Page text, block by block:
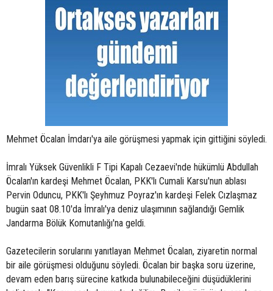
Mehmet Öcalan İmdarı'ya aile görüşmesi yapmak için gittiğini söyledi.
İmralı Yüksek Güvenlikli F Tipi Kapalı Cezaevi'nde hükümlü Abdullah
Öcalan'ın kardeşi Mehmet Öcalan, PKK'lı Cumali Karsu'nun ablası
Pervin Oduncu, PKK'lı Şeyhmuz Poyraz'ın kardeşi Felek Cızlaşmaz
bugün saat 08.10'da İmralı'ya deniz ulaşımının sağlandığı Gemlik
Jandarma Bölük Komutanlığı'na geldi.
Gazetecilerin sorularını yanıtlayan Mehmet Öcalan, ziyaretin normal
bir aile görüşmesi olduğunu söyledi. Öcalan bir başka soru üzerine,
devam eden barış sürecine katkıda bulunabileceğini düşüdüklerini